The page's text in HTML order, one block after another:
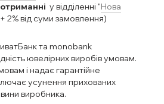
у відділенні "Нова
+ 2% від суми замовлення)
та monobank
ювелірних виробів умовам.
і надає гарантійне
усунення прихованих
виробника.